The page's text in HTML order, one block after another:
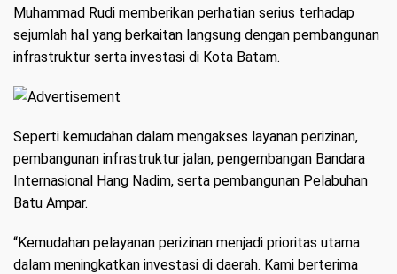
Muhammad Rudi memberikan perhatian serius terhadap
sejumlah hal yang berkaitan langsung dengan pembangunan
infrastruktur serta investasi di Kota Batam.
Seperti kemudahan dalam mengakses layanan perizinan,
pembangunan infrastruktur jalan, pengembangan Bandara
Internasional Hang Nadim, serta pembangunan Pelabuhan
Batu Ampar.
“Kemudahan pelayanan perizinan menjadi prioritas utama
dalam meningkatkan investasi di daerah. Kami berterima